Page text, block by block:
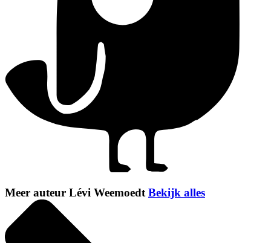
Meer auteur Lévi Weemoedt Bekijk alles